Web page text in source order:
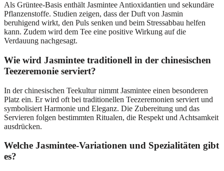
Als Grüntee-Basis enthält Jasmintee Antioxidantien und sekundäre
Pflanzenstoffe. Studien zeigen, dass der Duft von Jasmin
beruhigend wirkt, den Puls senken und beim Stressabbau helfen
kann. Zudem wird dem Tee eine positive Wirkung auf die
Verdauung nachgesagt.
Wie wird Jasmintee traditionell in der chinesischen
Teezeremonie serviert?
In der chinesischen Teekultur nimmt Jasmintee einen besonderen
Platz ein. Er wird oft bei traditionellen Teezeremonien serviert und
symbolisiert Harmonie und Eleganz. Die Zubereitung und das
Servieren folgen bestimmten Ritualen, die Respekt und Achtsamkeit
ausdrücken.
Welche Jasmintee-Variationen und Spezialitäten gibt
es?